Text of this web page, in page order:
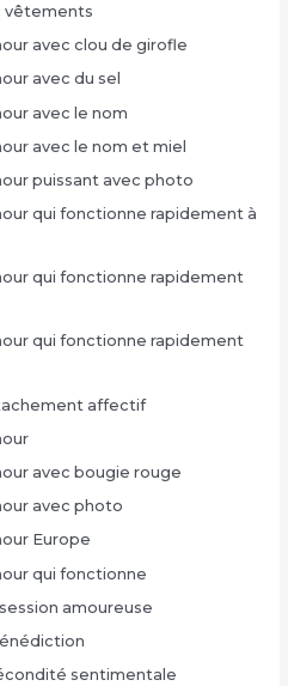
vêtements
avec clou de girofle
avec du sel
avec le nom
avec le nom et miel
puissant avec photo
qui fonctionne rapidement à
qui fonctionne rapidement
qui fonctionne rapidement
affectif
avec bougie rouge
avec photo
Europe
qui fonctionne
amoureuse
sentimentale